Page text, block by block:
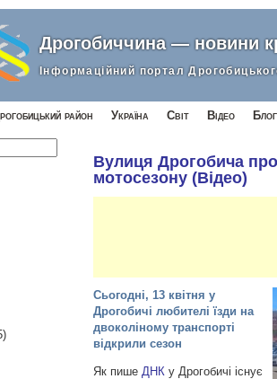
Дрогобиччина — новини
Інформаційний портал
район Україна Світ Відео
Вулиця Дрогобича
мотосезону (Відео)
Сьогодні, 13 квітня у
Дрогобичі любителі їзди на
двоколіному транспорті
відкрили сезон
Як пише ДНК у Дрогобичі існує